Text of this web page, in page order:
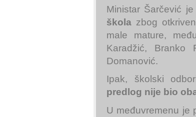
Ministar Šarčević
škola zbog
male mature,
Karadžić, Branko
Domanović.
Ipak, školski
predlog nije bio
U međuvremenu je